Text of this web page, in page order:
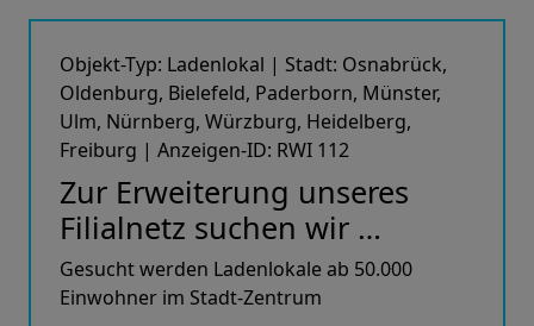
Objekt-Typ: Ladenlokal | Stadt: Osnabrück,
Oldenburg, Bielefeld, Paderborn, Münster,
Ulm, Nürnberg, Würzburg, Heidelberg,
Freiburg | Anzeigen-ID: RWI 112
Zur Erweiterung unseres
Filialnetz suchen wir …
Gesucht werden Ladenlokale ab 50.000
Einwohner im Stadt-Zentrum